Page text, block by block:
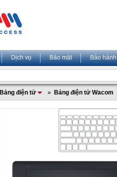
Dịch vụ Bảo mật Bảo hành
Bảng điện tử » Bảng điện tử Wacom